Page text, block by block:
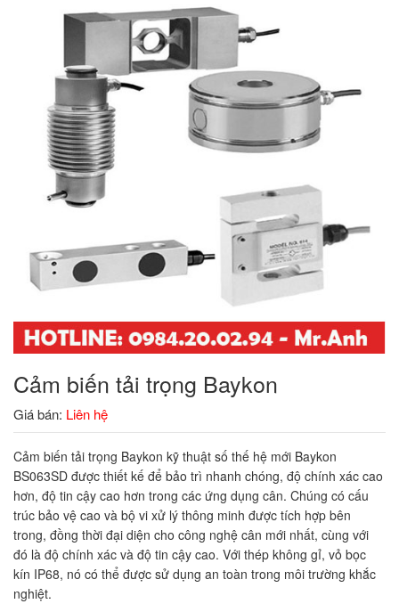
Cảm biến tải trọng Baykon
Giá bán: Liên hệ
Cảm biến tải trọng Baykon kỹ thuật số thế hệ mới Baykon
BS063SD được thiết kế để bảo trì nhanh chóng, độ chính xác cao
hơn, độ tin cậy cao hơn trong các ứng dụng cân. Chúng có cấu
trúc bảo vệ cao và bộ vi xử lý thông minh được tích hợp bên
trong, đồng thời đại diện cho công nghệ cân mới nhất, cùng với
đó là độ chính xác và độ tin cậy cao. Với thép không gỉ, vỏ bọc
kín IP68, nó có thể được sử dụng an toàn trong môi trường khắc
nghiệt.